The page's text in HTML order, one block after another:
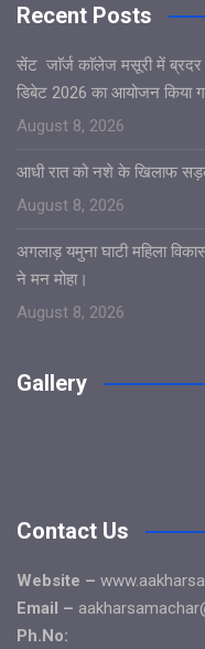
Recent Posts
सेंट जाॅर्ज काॅलेज मसूरी में ब्रदर
डिबेट 2026 का आयोजन किया
August 8, 2026
आधी रात को नशे के खिलाफ
August 8, 2026
अगलाड़ यमुना घाटी महिला
ने मन मोहा।
August 8, 2026
Gallery
Contact Us
Website –
Email –
Ph.No: